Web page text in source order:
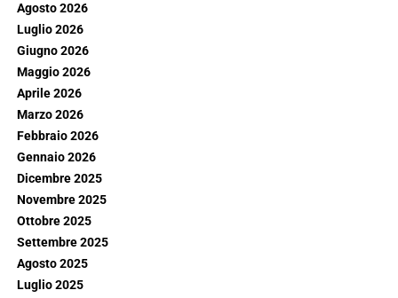
Agosto 2026
Luglio 2026
Giugno 2026
Maggio 2026
Aprile 2026
Marzo 2026
Febbraio 2026
Gennaio 2026
Dicembre 2025
Novembre 2025
Ottobre 2025
Settembre 2025
Agosto 2025
Luglio 2025